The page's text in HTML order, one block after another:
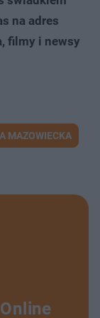
na adres
filmy i newsy
MAZOWIECKA